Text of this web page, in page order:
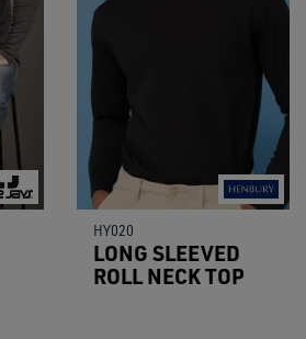
HY020
LONG SLEEVED
ROLL NECK TOP